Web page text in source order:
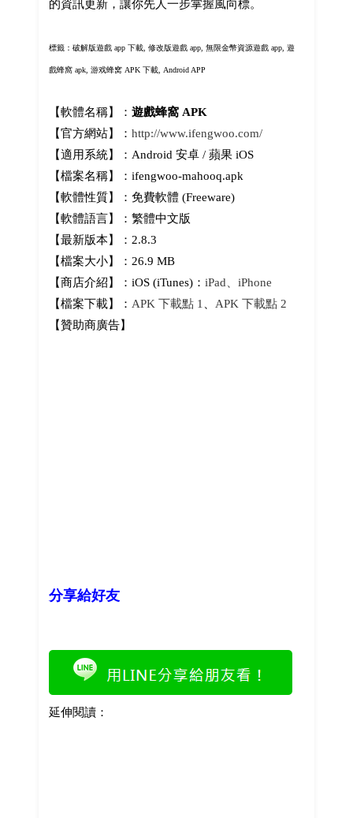
的資訊更新，讓你先人一步掌握風向標。
標籤：破解版遊戲 app 下載, 修改版遊戲 app, 無限金幣資源遊戲 app, 遊
戲蜂窩 apk, 游戏蜂窝 APK 下載, Android APP
【軟體名稱】： 遊戲蜂窩 APK
【官方網站】： http://www.ifengwoo.com/
【適用系統】：Android 安卓 / 蘋果 iOS
【檔案名稱】：ifengwoo-mahooq.apk
【軟體性質】：免費軟體 (Freeware)
【軟體語言】：繁體中文版
【最新版本】：2.8.3
【檔案大小】：26.9 MB
【商店介紹】：iOS (iTunes)： iPad、iPhone
【檔案下載】： APK 下載點 1、 APK 下載點 2
【贊助商廣告】
分享給好友
延伸閱讀：